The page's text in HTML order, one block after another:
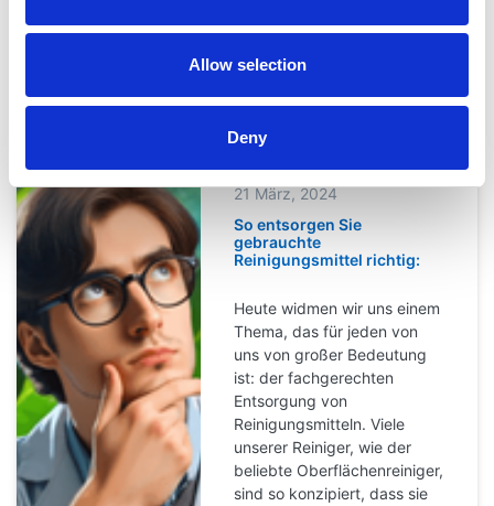
Allow selection
Deny
Methoden für eine
Reinigung.
21 März, 2024
So entsorgen Sie
gebrauchte
Reinigungsmittel richtig:
Heute widmen wir uns einem
Thema, das für jeden von
uns von großer Bedeutung
ist: der fachgerechten
Entsorgung von
Reinigungsmitteln. Viele
unserer Reiniger, wie der
beliebte Oberflächenreiniger,
sind so konzipiert, dass sie